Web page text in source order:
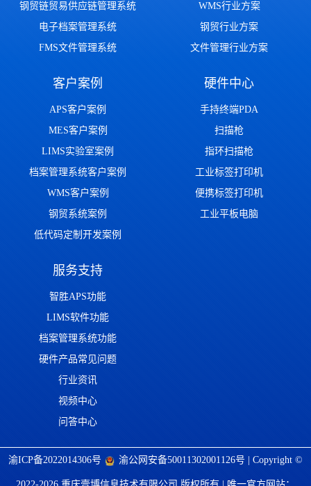
钢贸链贸易供应链管理系统
电子档案管理系统
FMS文件管理系统
WMS行业方案
钢贸行业方案
文件管理行业方案
客户案例
APS客户案例
MES客户案例
LIMS实验室案例
档案管理系统客户案例
WMS客户案例
钢贸系统案例
低代码定制开发案例
硬件中心
手持终端PDA
扫描枪
指环扫描枪
工业标签打印机
便携标签打印机
工业平板电脑
服务支持
智胜APS功能
LIMS软件功能
档案管理系统功能
硬件产品常见问题
行业资讯
视频中心
问答中心
渝ICP备2022014306号 渝公网安备50011302001126号 | Copyright ©